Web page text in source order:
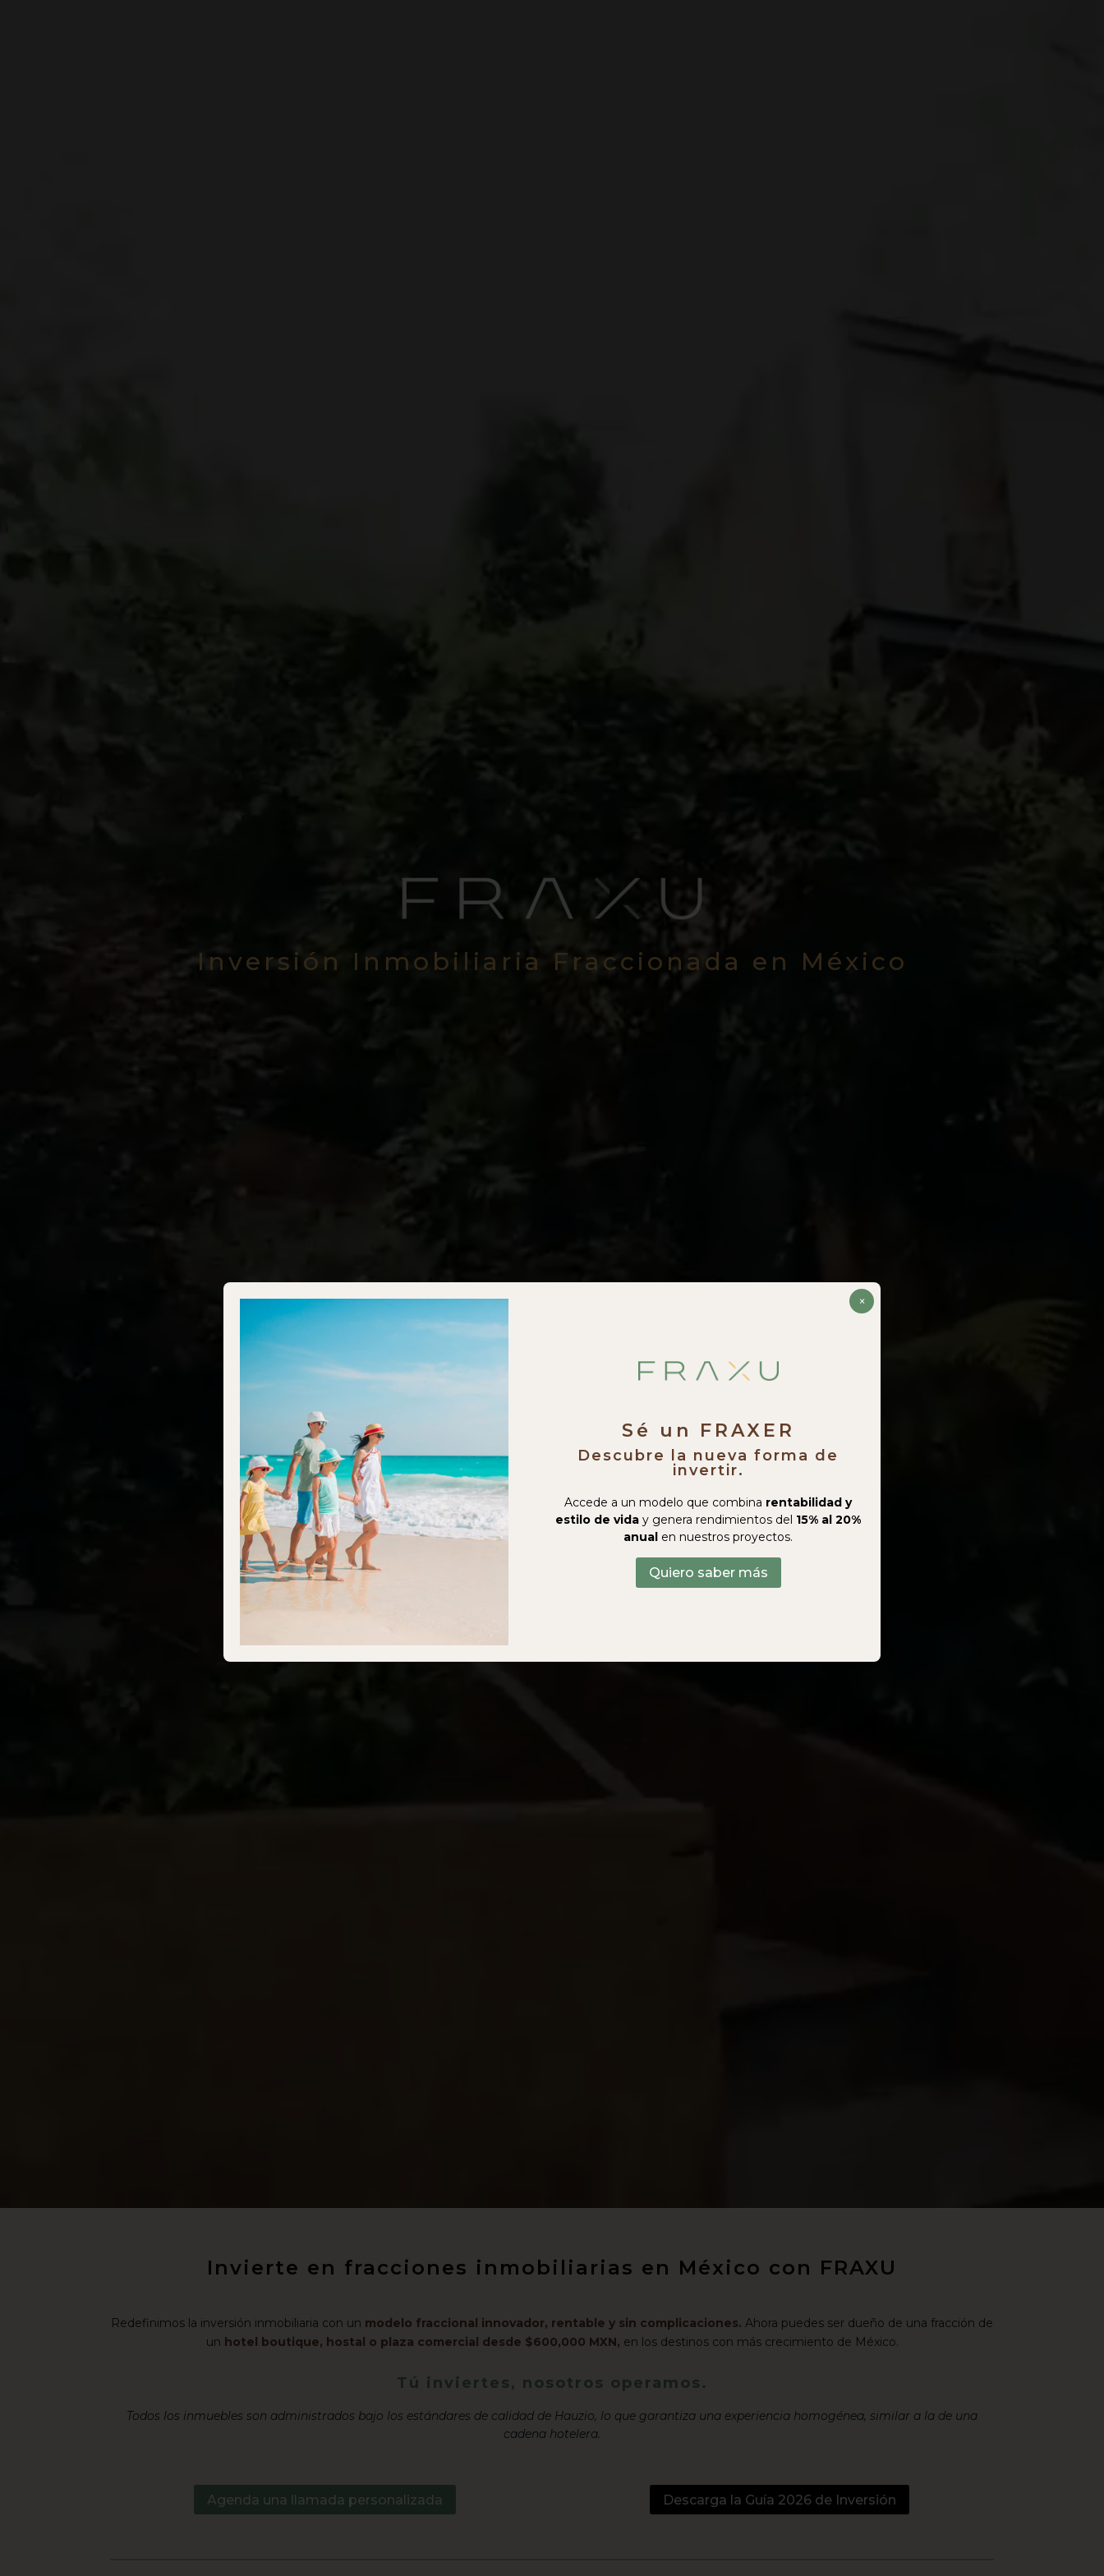
Inversión Inmobiliaria Fraccionada en México
Invierte en fracciones inmobiliarias en México con FRAXU
Redefinimos la inversión inmobiliaria con un modelo fraccional innovador, rentable y sin complicaciones. Ahora puedes ser dueño de una fracción de
un hotel boutique, hostal o plaza comercial desde $600,000 MXN, en los destinos con más crecimiento de México.
Tú inviertes, nosotros operamos.
Todos los inmuebles son administrados bajo los estándares de calidad de Hauzio, lo que garantiza una experiencia homogénea, similar a la de una
cadena hotelera.
Agenda una llamada personalizada Descarga la Guía 2026 de Inversión
×
Sé un FRAXER
Descubre la nueva forma de
invertir.
Accede a un modelo que combina rentabilidad y
estilo de vida y genera rendimientos del 15% al 20%
anual en nuestros proyectos.
Quiero saber más